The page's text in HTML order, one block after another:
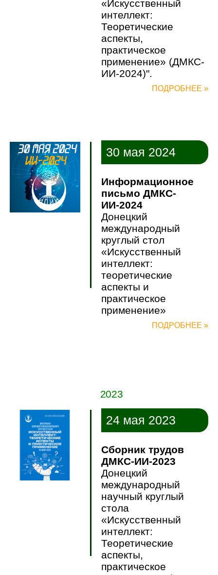
«Искусственный
интеллект:
Теоретические
аспекты,
практическое
применение» (ДМКС-
ИИ-2024)".
ПОДРОБНЕЕ »
30 мая 2024
Информационное
письмо ДМКС-
ИИ-2024
Донецкий
международный
круглый стол
«Искусственный
интеллект:
теоретические
аспекты и
практическое
применение»
ПОДРОБНЕЕ »
2023
24 мая 2023
Сборник трудов
ДМКС-ИИ-2023
Донецкий
международный
научный круглый
стола
«Искусственный
интеллект:
Теоретические
аспекты,
практическое